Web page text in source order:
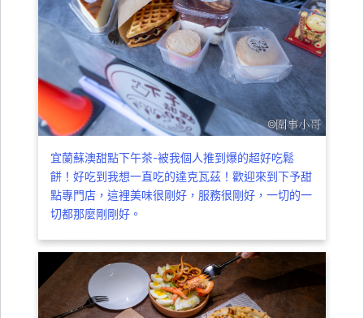
宜蘭蘇澳甜點下午茶-被我個人推到爆的超好吃鬆
餅！好吃到我想一直吃的達克瓦茲！歡迎來到下予甜
點專門店，這裡美味很剛好，服務很剛好，一切的一
切都那麼剛剛好。